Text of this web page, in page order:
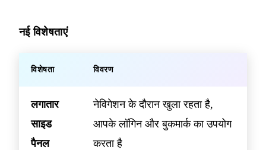
नई विशेषताएं
विशेषता विवरण
लगातार
साइड
पैनल
नेविगेशन के दौरान खुला रहता है,
आपके लॉगिन और बुकमार्क का उपयोग
करता है